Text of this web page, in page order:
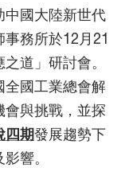
中國大陸新世代
務所於12月21
道」研討會。
全國工業總會解
與挑戰，並探
四期發展趨勢下
響。